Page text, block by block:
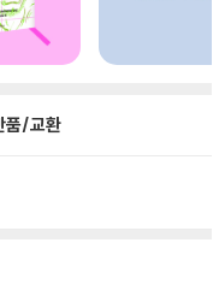
품/교환